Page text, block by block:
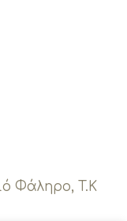
Φάληρο, T.K